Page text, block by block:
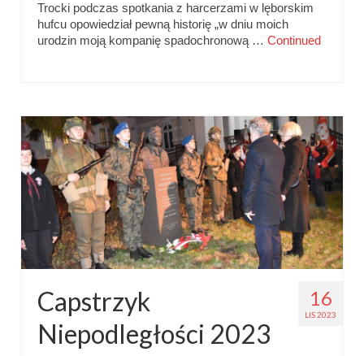
Trocki podczas spotkania z harcerzami w lęborskim
hufcu opowiedział pewną historię „w dniu moich
urodzin moją kompanię spadochronową … Continued
16
LIS 2023
Capstrzyk
Niepodległości 2023